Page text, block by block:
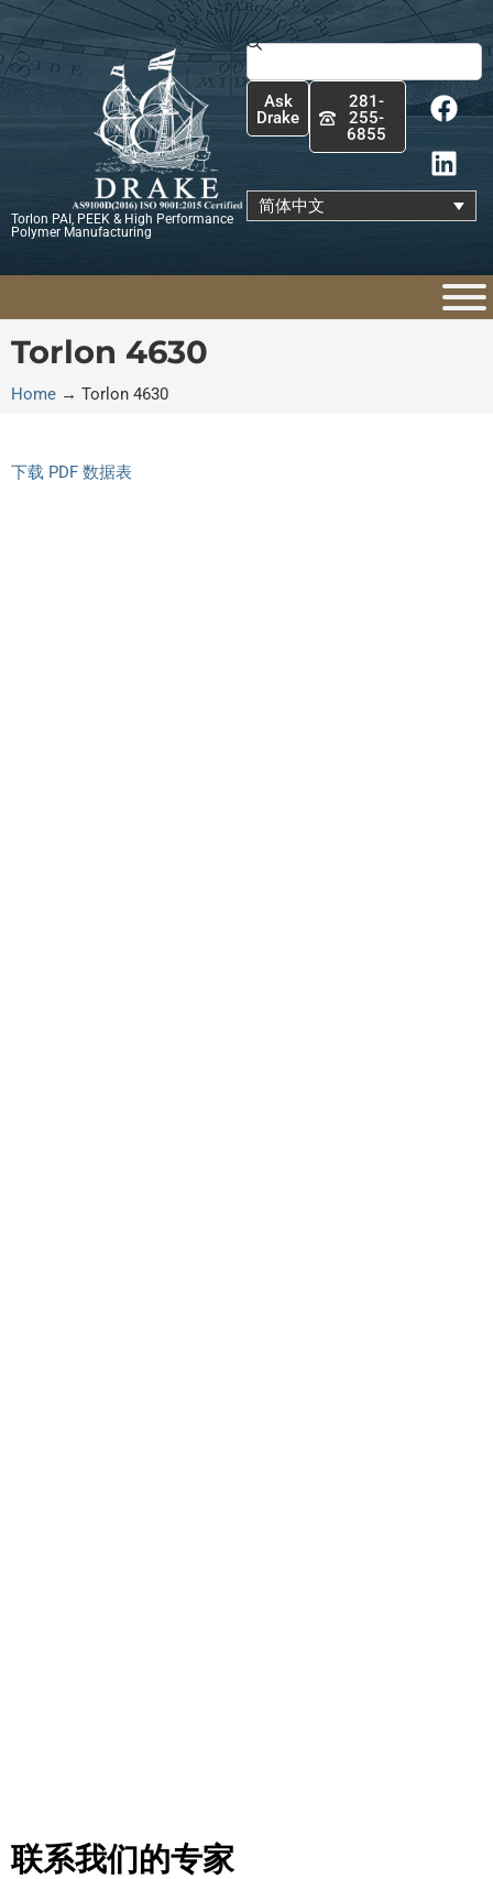
跳
至
内
Torlon PAI, PEEK & High Performance
Polymer Manufacturing
Search
Ask
Drake
281-
255-
6855
F
a
c
e
b
o
k
L
i
n
k
e
d
n
简体中文
Torlon 4630
Home → Torlon 4630
下载 PDF 数据表
联系我们的专家